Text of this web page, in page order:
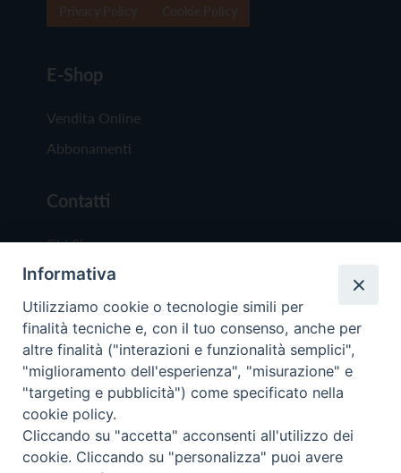
E-Shop
Vendita Online
Abbonamenti
Contatti
Chi Siamo
Redazione
Scrivici
Copyright © 2019 - Tutti i diritti riservati - Vita
Trentina Editrice
Informativa
Utilizziamo cookie o tecnologie simili per
finalità tecniche e, con il tuo consenso, anche per
altre finalità ("interazioni e funzionalità semplici",
"miglioramento dell'esperienza", "misurazione" e
"targeting e pubblicità") come specificato nella
cookie policy.
Cliccando su "accetta" acconsenti all'utilizzo dei
cookie. Cliccando su "personalizza" puoi avere